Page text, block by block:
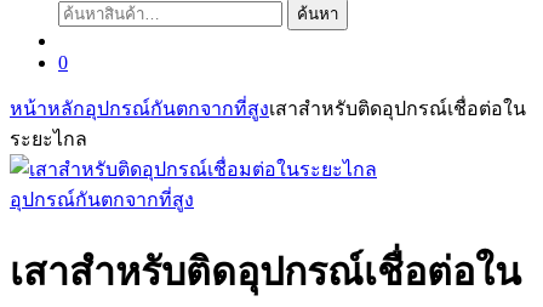
ค้นหา:
ค้นหา
0
หน้าหลักอุปกรณ์กันตกจากที่สูงเสาสำหรับติดอุปกรณ์เชื่อต่อใน
ระยะไกล
อุปกรณ์กันตกจากที่สูง
เสาสำหรับติดอุปกรณ์เชื่อต่อใน